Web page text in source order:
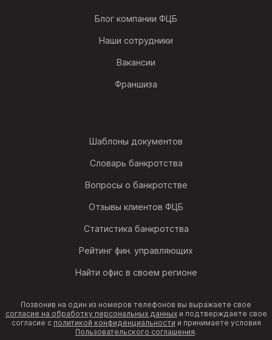
Блог компании ФЦБ
Наши сотрудники
Вакансии
Франшиза
Шаблоны документов
Словарь банкротства
Вопросы о банкротстве
Отзывы клиентов ФЦБ
Статистика банкротства
Рейтинг фин. управляющих
Найти офис в своем регионе
Позвонив на один из номеров телефонов вы выражаете свое
согласие на обработку персональных данныхи подтверждаете свое
согласие с политикой конфиденциальности и принимаете условия
Пользовательского соглашения.